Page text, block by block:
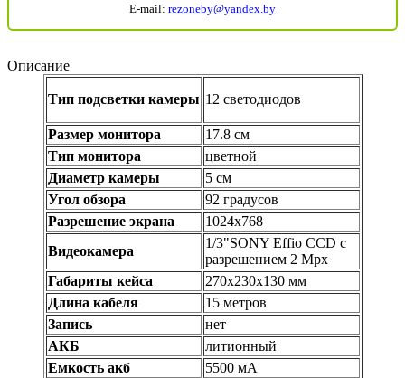
E-mail: rezoneby@yandex.by
Описание
Тип подсветки камеры 12 светодиодов
Размер монитора
17.8 см
Тип монитора
цветной
Диаметр камеры
5 см
Угол обзора
92 градусов
Разрешение экрана
1024х768
Видеокамера
1/3"SONY Effio CCD с
разрешением 2 Mpx
Габариты кейса
270х230х130 мм
Длина кабеля
15 метров
Запись
нет
АКБ
литионный
Емкость акб
5500 мА